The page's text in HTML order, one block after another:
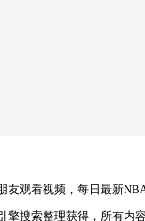
观看视频，每日最新
搜索整理获得，所有